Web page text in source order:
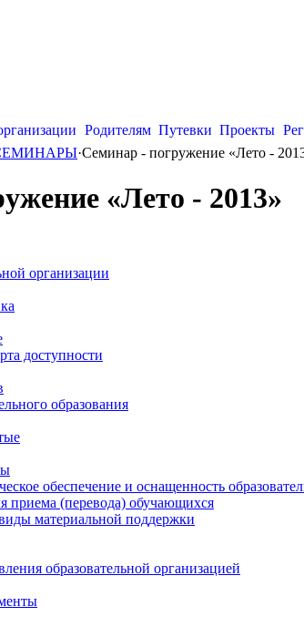
Родителям Путевки Проекты
·Семинар - погружение «Лето -
«Лето - 2013»
организации
доступности
образования
обеспечение и оснащенность
приема (перевода) обучающихся
материальной поддержки
образовательной организацией